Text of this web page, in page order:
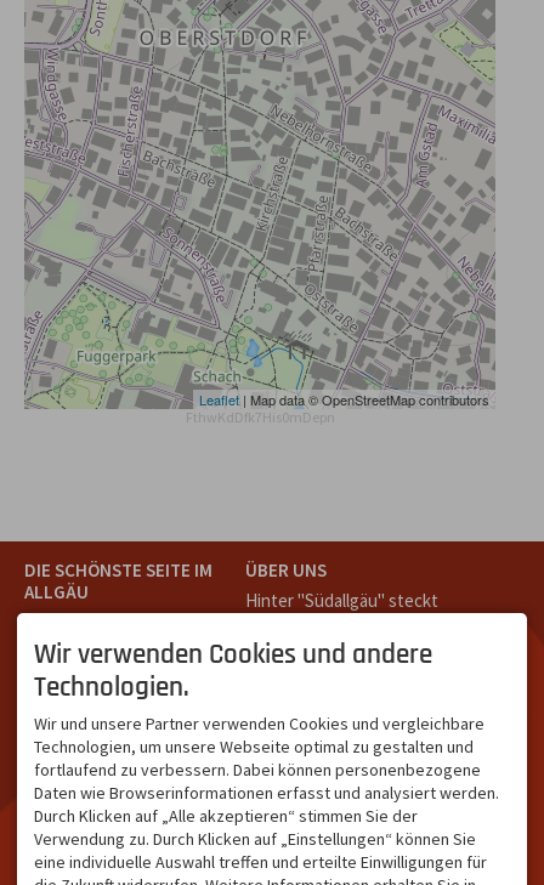
Leaflet| Map data © OpenStreetMap contributors
FthwKdDfk7His0mDepn
DIE SCHÖNSTE SEITE IM
ALLGÄU
Teil des Oberallgäus. Es
verbindet die Tourismus-
Destinationen Oberstdorf,
Kleinwalsertal und beliebte
Urlaubsziele wie die
Hörnerdörfer, Alpsee-
Grünten, Oberstaufen oder
Wertach im Allgäu.
ÜBER UNS
Hinter "Südallgäu" steckt
Oberstdorf.
Unser Ziel ist ein attraktives
Leistungsträger im
südlichen Oberallgäu eine
starke Plattform bietet.
NETZWERK & REICHWEITE
Wir verwenden Cookies und andere
Technologien.
Wir und unsere Partner verwenden Cookies und vergleichbare
Technologien, um unsere Webseite optimal zu gestalten und
fortlaufend zu verbessern. Dabei können personenbezogene
Daten wie Browserinformationen erfasst und analysiert werden.
Durch Klicken auf „Alle akzeptieren“ stimmen Sie der
Verwendung zu. Durch Klicken auf „Einstellungen“ können Sie
eine individuelle Auswahl treffen und erteilte Einwilligungen für